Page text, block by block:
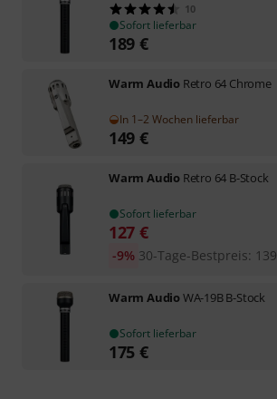
10
Sofort lieferbar
189 €
Warm Audio Retro 64 Chrome
In 1–2 Wochen lieferbar
149 €
Warm Audio Retro 64 B-Stock
Sofort lieferbar
127 €
30-Tage-Bestpreis: 139
-9%
Warm AudioWA-19B B-Stock
Sofort lieferbar
175 €